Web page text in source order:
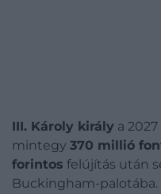
III. Károly király a
mintegy 370 millió
forintos felújítás után
Buckingham-palotába.